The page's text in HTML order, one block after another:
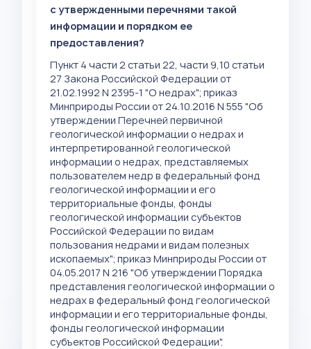
с утвержденными перечнями такой
информации и порядком ее
предоставления?
Пункт 4 части 2 статьи 22, части 9,10 статьи
27 Закона Российской Федерации от
21.02.1992 N 2395-1 "О недрах"; приказ
Минприроды России от 24.10.2016 N 555 "Об
утверждении Перечней первичной
геологической информации о недрах и
интерпретированной геологической
информации о недрах, представляемых
пользователем недр в федеральный фонд
геологической информации и его
территориальные фонды, фонды
геологической информации субъектов
Российской Федерации по видам
пользования недрами и видам полезных
ископаемых"; приказ Минприроды России от
04.05.2017 N 216 "Об утверждении Порядка
представления геологической информации о
недрах в федеральный фонд геологической
информации и его территориальные фонды,
фонды геологической информации
субъектов Российской Федерации".